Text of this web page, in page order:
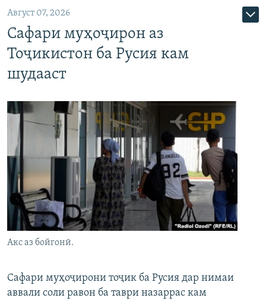
Август 07, 2026
Сафари муҳоҷирон аз
Тоҷикистон ба Русия кам
шудааст
Акс аз бойгонӣ.
Сафари муҳоҷирони тоҷик ба Русия дар нимаи
аввали соли равон ба таври назаррас кам